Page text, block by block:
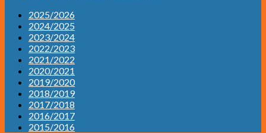
2025/2026
2024/2025
2023/2024
2022/2023
2021/2022
2020/2021
2019/2020
2018/2019
2017/2018
2016/2017
2015/2016